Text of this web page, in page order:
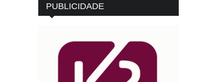
PUBLICIDADE